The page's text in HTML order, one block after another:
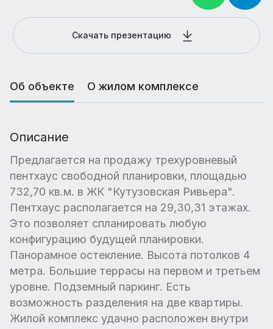
Скачать презентацию
Об объекте О жилом комплексе
Описание
Предлагается на продажу трехуровневый
пентхаус свободной планировки, площадью
732,70 кв.м. в ЖК "Кутузовская Ривьера".
Пентхаус располагается на 29,30,31 этажах.
Это позволяет спланировать любую
конфигурацию будущей планировки.
Панорамное остекление. Высота потолков 4
метра. Большие террасы на первом и третьем
уровне. Подземный паркинг. Есть
возможность разделения на две квартиры.
Жилой комплекс удачно расположен внутри